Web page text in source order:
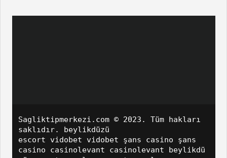
Sagliktipmerkezi.com© 2023. Tüm hakları
saklıdır.
beylikdüzü
escort
vidobet vidobet şans casino
şans
casino
casinolevant casinolevant
beylikdü